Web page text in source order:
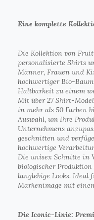
Eine komplette
Die Kollektion von
personalisierte Shirts
Männer, Frauen und
hochwertiger Bio-
Haltbarkeit zu einem
Mit über 27 Shirt-
in mehr als 50 Farben
Auswahl, um Ihre
Unternehmens
geschnitten und
hochwertige
Die unisex Schnitte in
biologischer
langlebige Looks. Ideal
Markenimage mit
Die Iconic-Linie: